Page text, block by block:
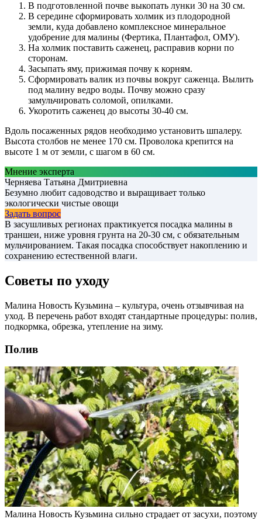
В подготовленной почве выкопать лунки 30 на 30 см.
В середине сформировать холмик из плодородной
земли, куда добавлено комплексное минеральное
удобрение для малины (Фертика, Плантафол, ОМУ).
На холмик поставить саженец, расправив корни по
сторонам.
Засыпать яму, прижимая почву к корням.
Сформировать валик из почвы вокруг саженца. Вылить
под малину ведро воды. Почву можно сразу
замульчировать соломой, опилками.
Укоротить саженец до высоты 30-40 см.
Вдоль посаженных рядов необходимо установить шпалеру.
Высота столбов не менее 170 см. Проволока крепится на
высоте 1 м от земли, с шагом в 60 см.
Мнение эксперта
Черняева Татьяна Дмитриевна
Безумно любит садоводство и выращивает только
экологически чистые овощи
Задать вопрос
В засушливых регионах практикуется посадка малины в
траншеи, ниже уровня грунта на 20-30 см, с обязательным
мульчированием. Такая посадка способствует накоплению и
сохранению естественной влаги.
Советы по уходу
Малина Новость Кузьмина – культура, очень отзывчивая на
уход. В перечень работ входят стандартные процедуры: полив,
подкормка, обрезка, утепление на зиму.
Полив
Малина Новость Кузьмина сильно страдает от засухи, поэтому